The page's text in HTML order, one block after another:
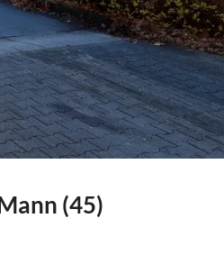
(45)